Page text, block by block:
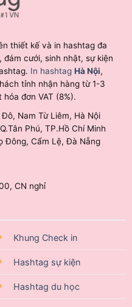
thiết kế và in hashtag đa
cưới, sinh nhật, sự kiện
In hashtag Hà Nội,
tỉnh nhận hàng từ 1-3
đơn VAT (8%).
Nam Từ Liêm, Hà Nội
Phú, TP.Hồ Chí Minh
Đông, Cẩm Lệ, Đà Nẵng
CN nghỉ
Khung Check in
Hashtag sự kiện
Hashtag du học